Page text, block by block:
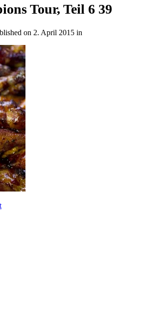
Tour, Teil 6 39
on 2. April 2015 in